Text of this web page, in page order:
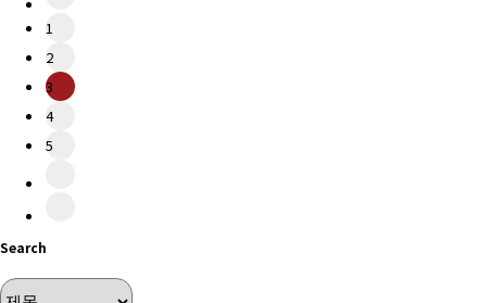
1
2
3
4
5
Search